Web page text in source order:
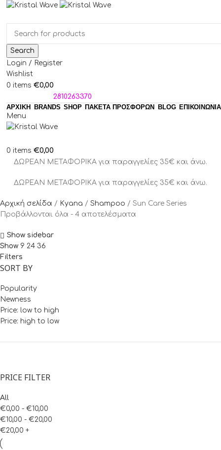
Search
Login / Register
Wishlist
0 items €0,00
2810263370
ΑΡΧΙΚΗ
BRANDS SHOP ΠΑΚΈΤΑ ΠΡΟΣΦΟΡΏΝ BLOG ΕΠΙΚΟΙΝΩΝΙΑ
Menu
0 items €0,00
ΔΩΡΕΑΝ ΜΕΤΑΦΟΡΙΚΑ για παραγγελίες 35€ και άνω.
ΔΩΡΕΑΝ ΜΕΤΑΦΟΡΙΚΑ για παραγγελίες 35€ και άνω.
Αρχική σελίδα Kyana Shampoo
Sun Care Series
Προβάλλονται όλα - 4 αποτελέσματα
Show sidebar
Show 9 24 36
Filters
SORT BY
Popularity
Newness
Price: low to high
Price: high to low
PRICE FILTER
All
€0,00 - €10,00
€10,00 - €20,00
€20,00 +